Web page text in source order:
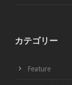
カテゴリー
Feature